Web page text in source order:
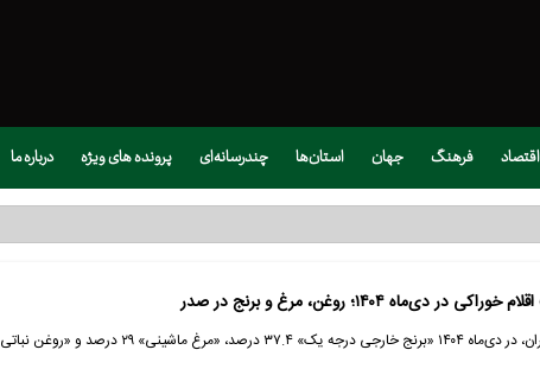
اقتصاد فرهنگ جهان استان‌ها چندرسانه‌ای پرونده های ویژه درباره ما
دی‌ماه ۱۴۰۴؛ روغن، مرغ و برنج در صدر
بر اساس گزارش مرکز آمار ایران، در دی‌ماه ۱۴۰۴ «برنج خارجی درجه یک» ۳۷.۴ درصد، «مرغ ماشینی» ۲۹ درصد و «روغن نباتی